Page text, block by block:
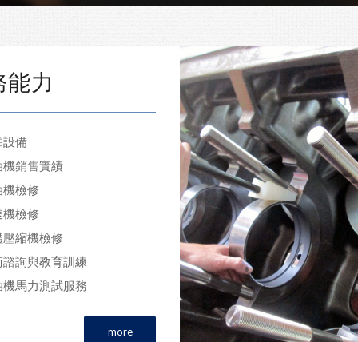
能力
設備
機銷售實績
機檢修
機檢修
壓縮機檢修
諮詢與教育訓練
機馬力測試服務
more